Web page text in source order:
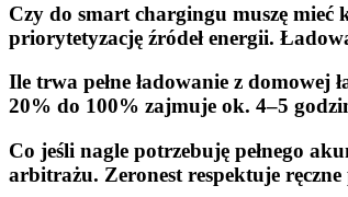
Czy do smart chargingu muszę mieć
priorytetyzację źródeł energii.
Ile trwa pełne ładowanie z
20% do 100% zajmuje ok. 4–5
Co jeśli nagle potrzebuję pełnego
arbitrażu. Zeronest respektuje